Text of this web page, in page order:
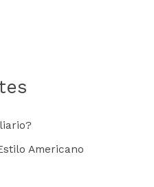
Americano